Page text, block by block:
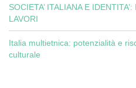
SOCIETA’ ITALIANA E
LAVORI
Italia multietnica: potenzialità e
culturale